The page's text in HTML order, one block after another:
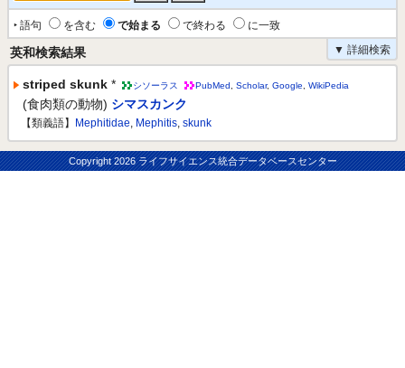
‣ 語句 を含む で始まる で終わる
に一致
▼ 詳細検索
英和検索結果
striped skunk * シソーラス PubMed Scholar, Google WikiPedia
(食肉類の動物) シマスカンク
【類義語】 Mephitidae, Mephitis, skunk
Copyright2026 ライフサイエンス統合データベースセンター